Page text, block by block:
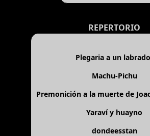
REPERTORIO
Plegaria a un
Machu-Pichu
Premonición a la muerte de
Yaraví y huayno
dondeesstan